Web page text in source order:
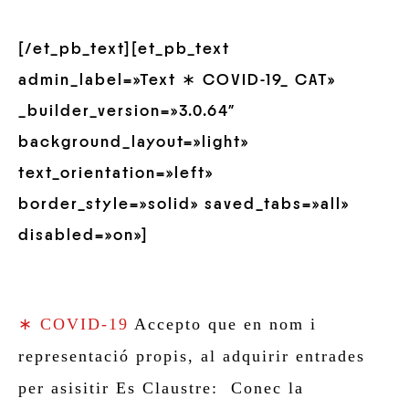
[/et_pb_text][et_pb_text
admin_label=»Text ∗ COVID-19_ CAT»
_builder_version=»3.0.64″
background_layout=»light»
text_orientation=»left»
border_style=»solid» saved_tabs=»all»
disabled=»on»]
∗ COVID-19 Accepto que en nom i
representació propis, al adquirir entrades
per asisitir Es Claustre: Conec la